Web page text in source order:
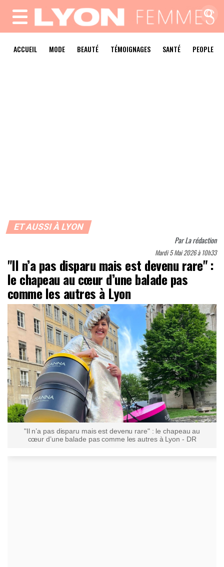
MENU
ACCUEIL MODE BEAUTÉ TÉMOIGNAGES SANTÉ PEOPLE
ET AUSSI À LYON
ParLa rédaction
Mardi 5 Mai 2026 à 10h33
"Il n’a pas disparu mais est devenu rare" :
le chapeau au cœur d’une balade pas
comme les autres à Lyon
"Il n’a pas disparu mais est devenu rare" : le chapeau au
cœur d’une balade pas comme les autres à Lyon - DR